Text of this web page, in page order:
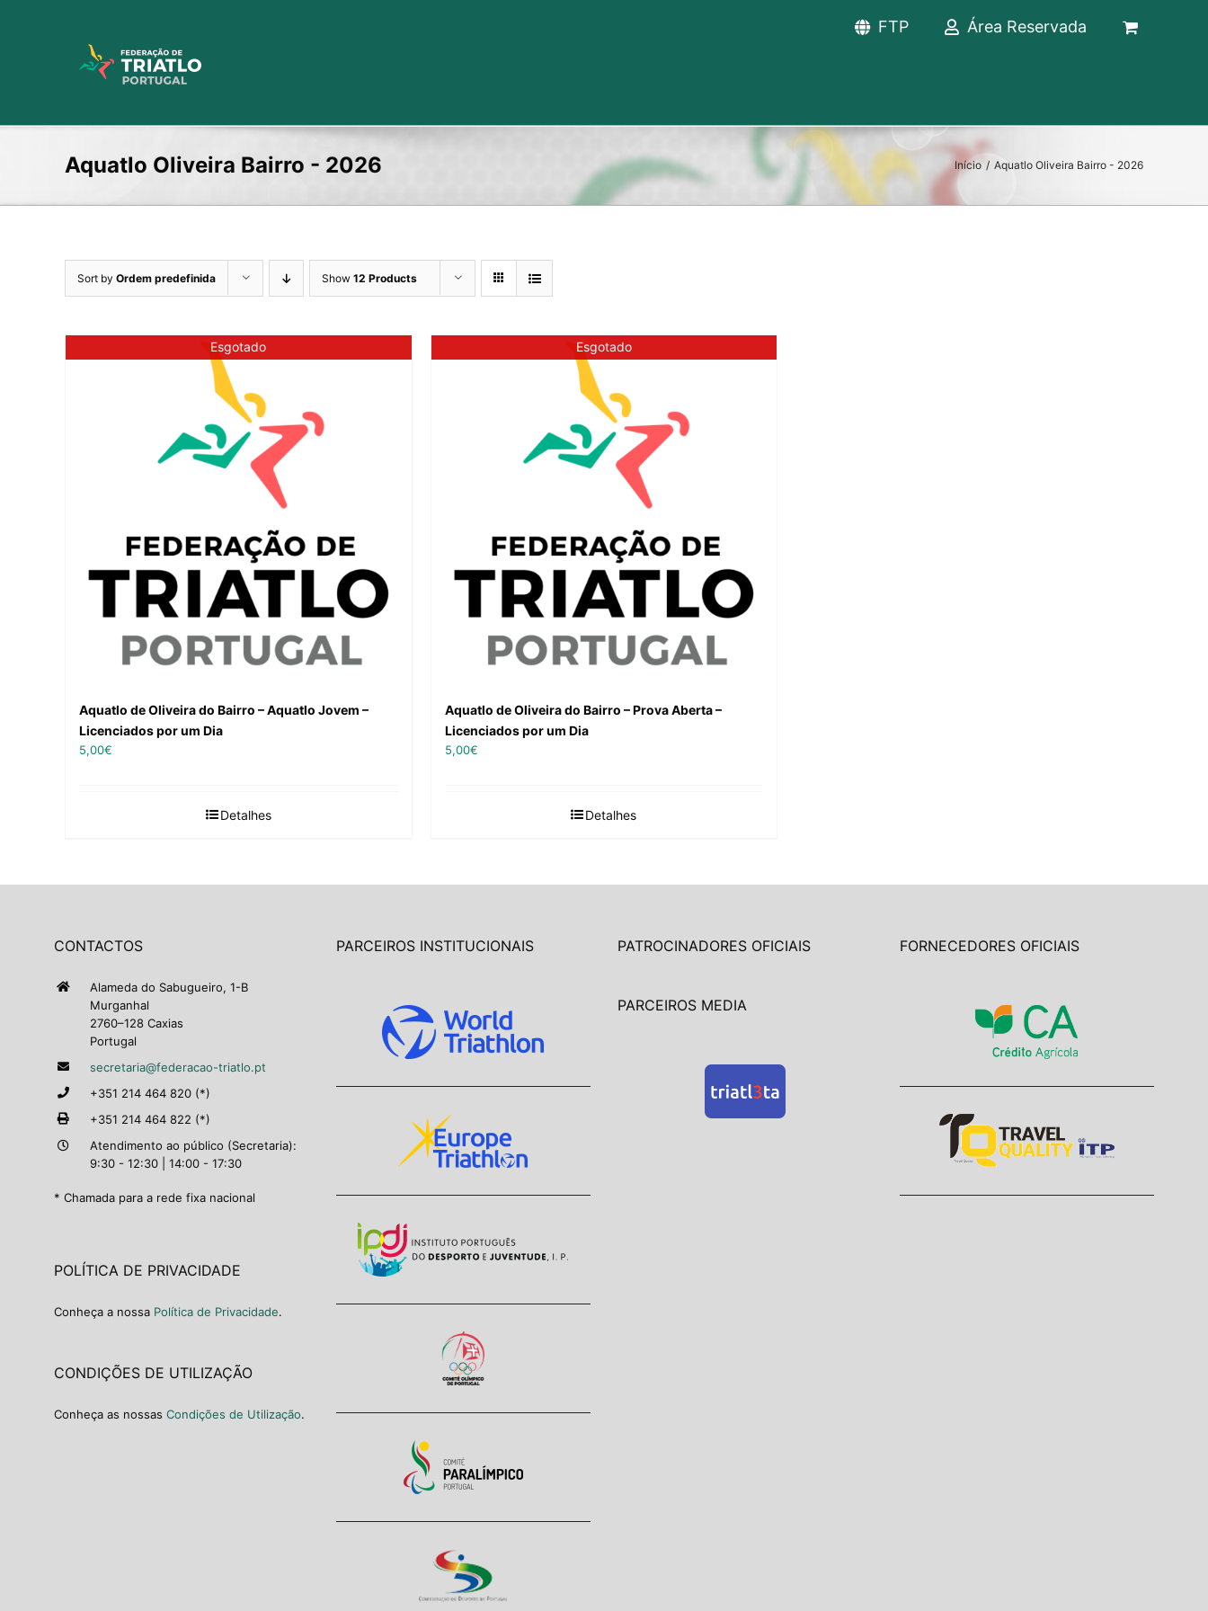
FTP Área Reservada
Aquatlo Oliveira Bairro - 2026 Início / Aquatlo Oliveira Bairro - 2026
Sort by Ordem predefinida Show 12 Products
Esgotado
Aquatlo de Oliveira do Bairro – Aquatlo Jovem –
Licenciados por um Dia
5,00€
Detalhes
Esgotado
Aquatlo de Oliveira do Bairro – Prova Aberta –
Licenciados por um Dia
5,00€
Detalhes
CONTACTOS
Alameda do Sabugueiro, 1-B
Murganhal
2760–128 Caxias
Portugal
secretaria@federacao-triatlo.pt
+351 214 464 820 (*)
+351 214 464 822 (*)
Atendimento ao público (Secretaria):
9:30 - 12:30 | 14:00 - 17:30
* Chamada para a rede fixa nacional
POLÍTICA DE PRIVACIDADE
Conheça a nossa Política de Privacidade.
CONDIÇÕES DE UTILIZAÇÃO
Conheça as nossas Condições de Utilização.
PARCEIROS INSTITUCIONAIS PATROCINADORES OFICIAIS
PARCEIROS MEDIA
FORNECEDORES OFICIAIS